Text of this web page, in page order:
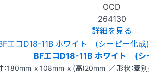
OCD
264130
詳細を見る
BFエコD18-11B ホワイト (シ
：180mm x 108mm x (高)20mm ／ 形状：蓋